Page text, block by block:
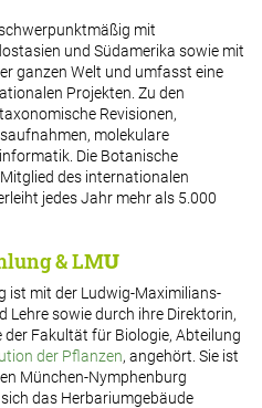
mit
und Südamerika sowie mit
ganzen Welt und umfasst eine
Projekten. Zu den
Revisionen,
molekulare
Die Botanische
des internationalen
jedes Jahr mehr als 5.000
& LMU
ist mit der Ludwig-Maximilians-
Lehre sowie durch ihre Direktorin,
der Fakultät für Biologie, Abteilung
der Pflanzen, angehört. Sie ist
München-Nymphenburg
das Herbariumgebäude